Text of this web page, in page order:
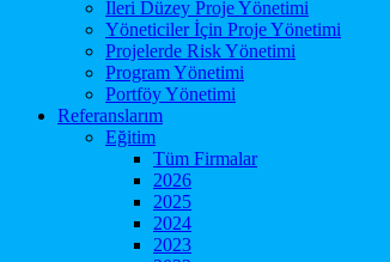
İleri Düzey Proje Yönetimi
Yöneticiler İçin Proje Yönetimi
Projelerde Risk Yönetimi
Program Yönetimi
Portföy Yönetimi
Referanslarım
Eğitim
Tüm Firmalar
2026
2025
2024
2023